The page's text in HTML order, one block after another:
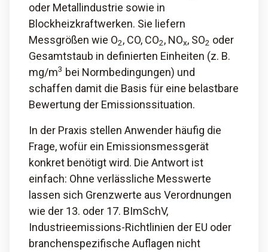
oder Metallindustrie sowie in
Blockheizkraftwerken. Sie liefern
Messgrößen wie O2, CO, CO2, NOx, SO2 oder
Gesamtstaub in definierten Einheiten (z. B.
mg/m3 bei Normbedingungen) und
schaffen damit die Basis für eine belastbare
Bewertung der Emissionssituation.
In der Praxis stellen Anwender häufig die
Frage, wofür ein Emissionsmessgerät
konkret benötigt wird. Die Antwort ist
einfach: Ohne verlässliche Messwerte
lassen sich Grenzwerte aus Verordnungen
wie der 13. oder 17. BImSchV,
Industrieemissions-Richtlinien der EU oder
branchenspezifische Auflagen nicht